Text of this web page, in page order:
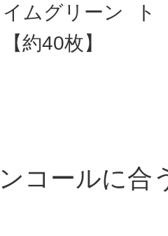
イムグリーン
【約40枚】
ト
コールに合